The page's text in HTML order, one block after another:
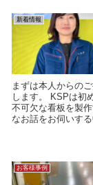
新着情報
まずは本人からの
します。 KSPは初
不可欠な看板を製
なお話をお伺いす
お客様事例